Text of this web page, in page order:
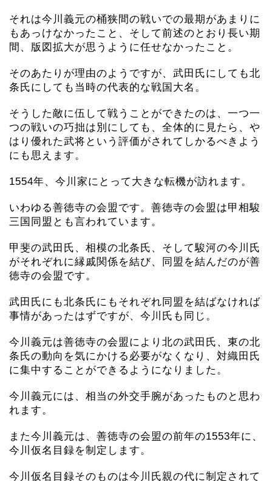
それは今川義元の桶狭間の戦いでの最期があまりに
もあっけなかったこと、そして前述のとおり長い期
間、版図拡大が思うように任せなかったこと。
そのあたりが理由のようですが、武田氏にしても北
条氏にしても当時の代表的な戦国大名。
そうした敵に伍して戦うことができたのは、一つ一
つの戦いの巧拙は別にしても、全体的に見たら、や
はり優れた武将という評価がされてしかるべきよう
にも思えます。
1554年、今川家にとって大きな転機が訪れます。
いわゆる善徳寺の会盟です。善徳寺の会盟は甲相駿
三国同盟とも言われています。
甲斐の武田氏、相模の北条氏、そして駿河の今川氏
がそれぞれに縁戚関係を結び、同盟を結んだのが善
徳寺の会盟です。
武田氏にも北条氏にもそれぞれ同盟を結ばなければ
事情があったはずですが、今川氏も同じ。
今川義元は善徳寺の会盟により北の武田氏、東の北
条氏の動向を気にかける必要がなくなり、対織田氏
に集中することができるようになりました。
今川義元には、相当の外交手腕があったものと思わ
れます。
また今川義元は、善徳寺の会盟の前年の1553年に、
今川仮名目録を制定します。
今川仮名目録そのものは今川氏親の代に制定されて